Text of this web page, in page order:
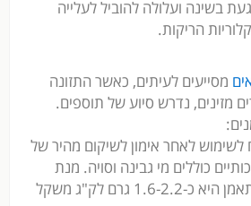
בשינה ועלולה להוביל לעלייה
הריקות.
מסייעים לעיתים, כאשר התזונה
מזינים, נדרש סיוע של תוספים.
לשימוש לאחר אימון לשיקום מהיר של
כוללים מי גבינה וסויה. מנת
חלבון מומלצת למתאמן היא כ-1.6-2.2 גרם לק"ג משקל